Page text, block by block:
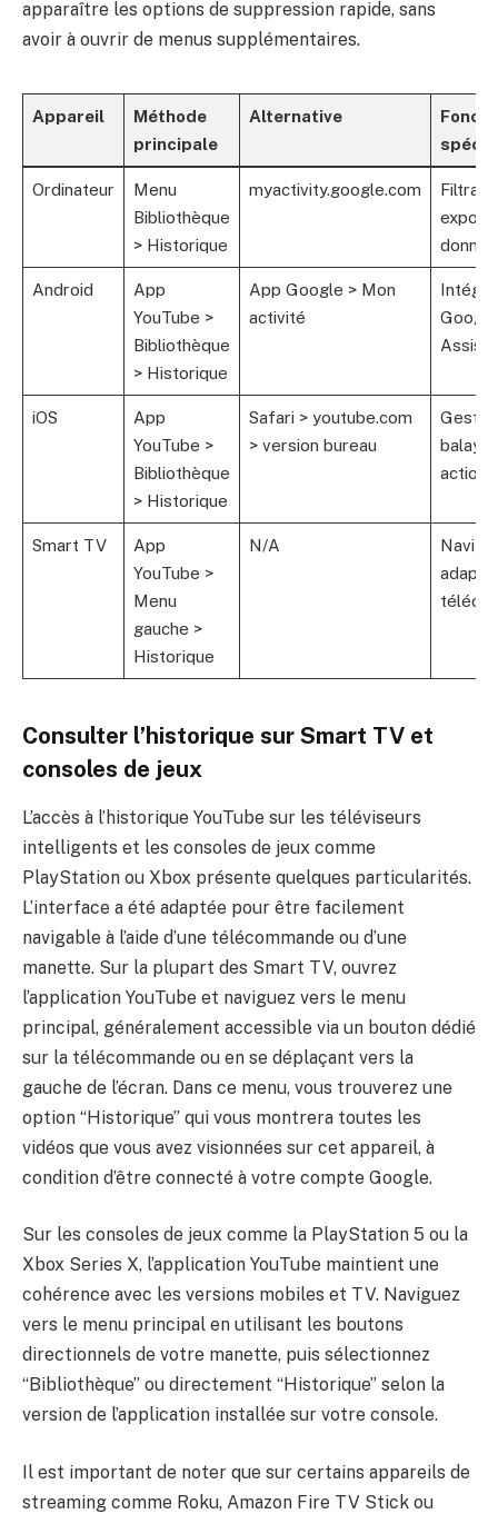
apparaître les options de suppression rapide, sans
avoir à ouvrir de menus supplémentaires.
Appareil
Méthode
principale
Alternative
Ordinateur
Menu
Bibliothèque
> Historique
myactivity.google.com
Android
App
YouTube >
Bibliothèque
> Historique
App Google > Mon
activité
Google
iOS
App
YouTube >
Bibliothèque
> Historique
Safari > youtube.com
> version bureau
Smart TV
App
YouTube >
Menu
gauche >
Historique
N/A
Consulter l’historique sur Smart TV et
consoles de jeux
L’accès à l’historique YouTube sur les téléviseurs
intelligents et les consoles de jeux comme
PlayStation ou Xbox présente quelques particularités.
L’interface a été adaptée pour être facilement
navigable à l’aide d’une télécommande ou d’une
manette. Sur la plupart des Smart TV, ouvrez
l’application YouTube et naviguez vers le menu
principal, généralement accessible via un bouton dédié
sur la télécommande ou en se déplaçant vers la
gauche de l’écran. Dans ce menu, vous trouverez une
option “Historique” qui vous montrera toutes les
vidéos que vous avez visionnées sur cet appareil, à
condition d’être connecté à votre compte Google.
Sur les consoles de jeux comme la PlayStation 5 ou la
Xbox Series X, l’application YouTube maintient une
cohérence avec les versions mobiles et TV. Naviguez
vers le menu principal en utilisant les boutons
directionnels de votre manette, puis sélectionnez
“Bibliothèque” ou directement “Historique” selon la
version de l’application installée sur votre console.
Il est important de noter que sur certains appareils de
streaming comme Roku, Amazon Fire TV Stick ou